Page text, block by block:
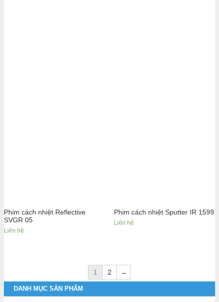
Phim cách nhiệt Reflective
SVGR 05
Liên hệ
Phim cách nhiệt Sputter IR 1599
Liên hệ
1 2 →
DANH MỤC SẢN PHẨM